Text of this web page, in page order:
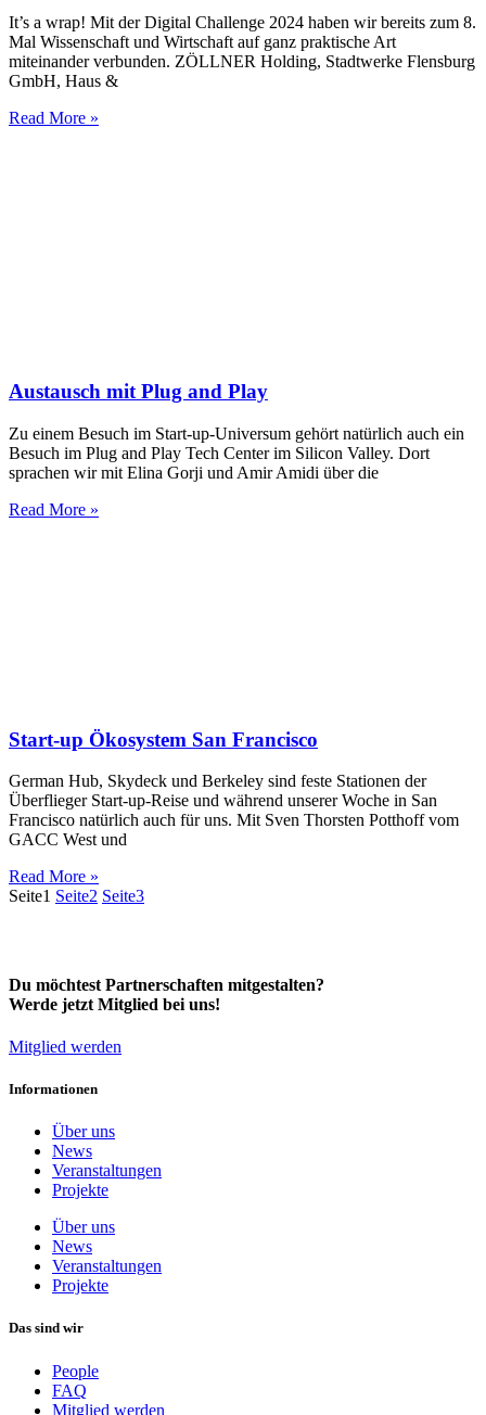
It’s a wrap! Mit der Digital Challenge 2024 haben wir bereits zum 8.
Mal Wissenschaft und Wirtschaft auf ganz praktische Art
miteinander verbunden. ZÖLLNER Holding, Stadtwerke Flensburg
GmbH, Haus &
Read More »
Austausch mit Plug and Play
Zu einem Besuch im Start-up-Universum gehört natürlich auch ein
Besuch im Plug and Play Tech Center im Silicon Valley. Dort
sprachen wir mit Elina Gorji und Amir Amidi über die
Read More »
Start-up Ökosystem San Francisco
German Hub, Skydeck und Berkeley sind feste Stationen der
Überflieger Start-up-Reise und während unserer Woche in San
Francisco natürlich auch für uns. Mit Sven Thorsten Potthoff vom
GACC West und
Read More »
Seite1 Seite2 Seite3
Du möchtest Partnerschaften mitgestalten?
Werde jetzt Mitglied bei uns!
Mitglied werden
Informationen
Über uns
News
Veranstaltungen
Projekte
Über uns
News
Veranstaltungen
Projekte
Das sind wir
People
FAQ
Mitglied werden